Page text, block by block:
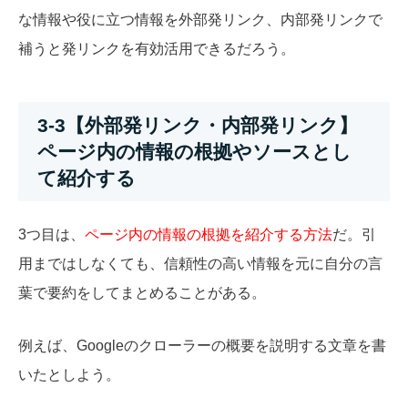
な情報や役に立つ情報を外部発リンク、内部発リンクで
補うと発リンクを有効活用できるだろう。
3-3【外部発リンク・内部発リンク】
ページ内の情報の根拠やソースとし
て紹介する
3つ目は、 ページ内の情報の根拠を紹介する方法だ。引
用まではしなくても、信頼性の高い情報を元に自分の言
葉で要約をしてまとめることがある。
例えば、Googleのクローラーの概要を説明する文章を書
いたとしよう。